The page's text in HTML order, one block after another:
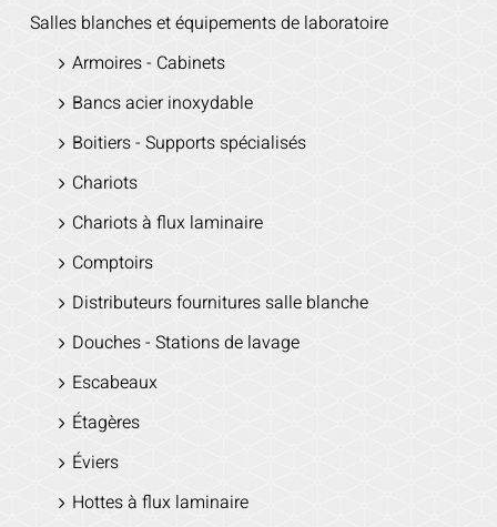
Salles blanches et équipements de laboratoire
Armoires - Cabinets
Bancs acier inoxydable
Boitiers - Supports spécialisés
Chariots
Chariots à flux laminaire
Comptoirs
Distributeurs fournitures salle blanche
Douches - Stations de lavage
Escabeaux
Étagères
Éviers
Hottes à flux laminaire